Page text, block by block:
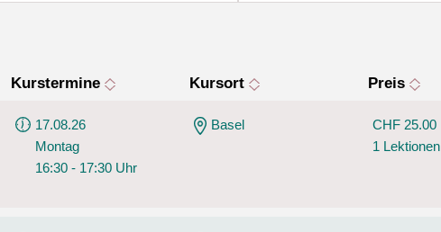
Kurstermine Kursort Preis
17.08.26
Montag
16:30 - 17:30 Uhr
Basel
CHF 25.00
1 Lektionen